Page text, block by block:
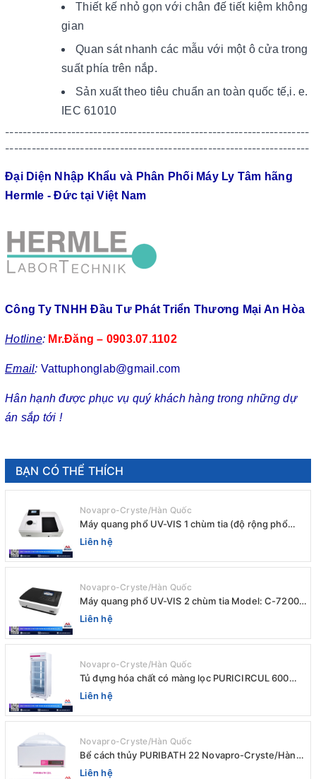
Thiết kế nhỏ gọn với chân đế tiết kiệm không
gian
Quan sát nhanh các mẫu với một ô cửa trong
suất phía trên nắp.
Sản xuất theo tiêu chuẩn an toàn quốc tế,i. e.
IEC 61010
---------------------------------------------------------------------
---------------------------------------------------------------------
Đại Diện Nhập Khẩu và Phân Phối Máy Ly Tâm hãng
Hermle - Đức tại Việt Nam
Công Ty TNHH Đầu Tư Phát Triển Thương Mại An Hòa
Hotline: Mr.Đăng – 0903.07.1102
Email: Vattuphonglab@gmail.com
Hân hạnh được phục vụ quý khách hàng trong những dự
án sắp tới !
BẠN CÓ THỂ THÍCH
Novapro-Cryste/Hàn Quốc
Máy quang phổ UV-VIS 1 chùm tia (độ rộng phổ
4nm) E-1000UV / Peak
Liên hệ
Novapro-Cryste/Hàn Quốc
Máy quang phổ UV-VIS 2 chùm tia Model: C-7200 /
Peak
Liên hệ
Novapro-Cryste/Hàn Quốc
Tủ đựng hóa chất có màng lọc PURICIRCUL 600
AIRTIGHT Novapro-Cryste/Hàn Quốc
Liên hệ
Novapro-Cryste/Hàn Quốc
Bể cách thủy PURIBATH 22 Novapro-Cryste/Hàn
Quốc
Liên hệ